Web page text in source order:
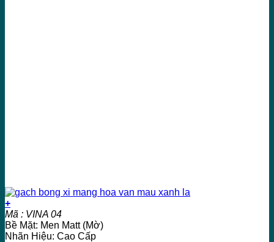
+
Mã : VINA 04
Bề Mặt: Men Matt (Mờ)
Nhãn Hiệu: Cao Cấp